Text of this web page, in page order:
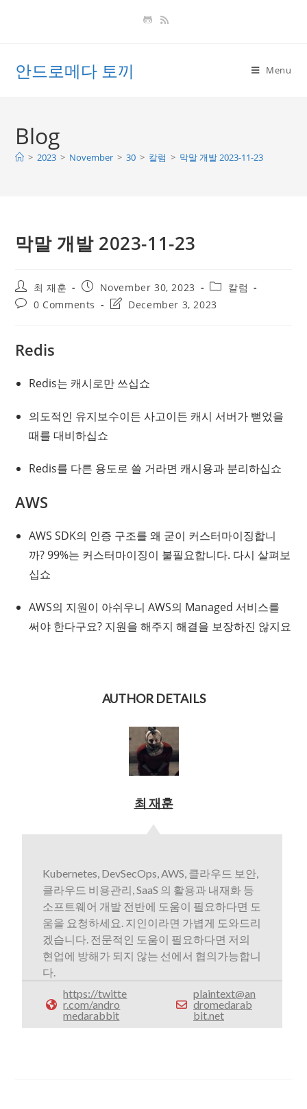
안드로메다 토끼 Menu
Blog
> 2023 > November > 30 > 칼럼 > 막말 개발 2023-11-23
막말 개발 2023-11-23
Post
author:
최 재훈
Post
published:
November 30, 2023
Post
category:
칼럼
Post0 Comments
PostDecember 3, 2023
Redis
Redis는 캐시로만 쓰십쇼
의도적인 유지보수이든 사고이든 캐시 서버가 뻗었을
때를 대비하십쇼
Redis를 다른 용도로 쓸 거라면 캐시용과 분리하십쇼
AWS
AWS SDK의 인증 구조를 왜 굳이 커스터마이징합니
까? 99%는 커스터마이징이 불필요합니다. 다시 살펴보
십쇼
AWS의 지원이 아쉬우니 AWS의 Managed 서비스를
써야 한다구요? 지원을 해주지 해결을 보장하진 않지요
AUTHOR DETAILS
최 재훈
Kubernetes, DevSecOps, AWS, 클라우드 보안,
클라우드 비용관리, SaaS 의 활용과 내재화 등
소프트웨어 개발 전반에 도움이 필요하다면 도
움을 요청하세요. 지인이라면 가볍게 도와드리
겠습니다. 전문적인 도움이 필요하다면 저의
현업에 방해가 되지 않는 선에서 협의가능합니
다.
https://twitte
r.com/andro
medarabbit
plaintext@an
dromedarab
bit.net